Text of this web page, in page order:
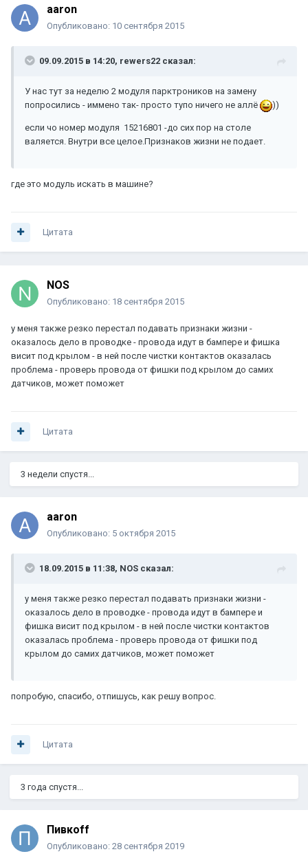
aaron
Опубликовано: 10 сентября 2015
09.09.2015 в 14:20, rewers22 сказал:
У нас тут за неделю 2 модуля парктроников на замену
попросились - иммено так- просто тупо ничего не аллё
))
если чо номер модуля 15216801 -до сих пор на столе
валяется. Внутри все целое.Признаков жизни не подает.
где это модуль искать в машине?
Цитата
NOS
Опубликовано: 18 сентября 2015
у меня также резко перестал подавать признаки жизни -
оказалось дело в проводке - провода идут в бампере и фишка
висит под крылом - в ней после чистки контактов оказалась
проблема - проверь провода от фишки под крылом до самих
датчиков, может поможет
Цитата
3 недели спустя...
aaron
Опубликовано: 5 октября 2015
18.09.2015 в 11:38, NOS сказал:
у меня также резко перестал подавать признаки жизни -
оказалось дело в проводке - провода идут в бампере и
фишка висит под крылом - в ней после чистки контактов
оказалась проблема - проверь провода от фишки под
крылом до самих датчиков, может поможет
попробую, спасибо, отпишусь, как решу вопрос.
Цитата
3 года спустя...
Пивкоff
Опубликовано: 28 сентября 2019